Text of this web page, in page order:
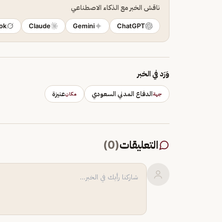
ناقش الخبر مع الذكاء الاصطناعي
ChatGPT
Gemini
Claude
وَرَد في الخبر
جهةالدفاع المدني السعودي مكانعنيزة
التعليقات(
0
)